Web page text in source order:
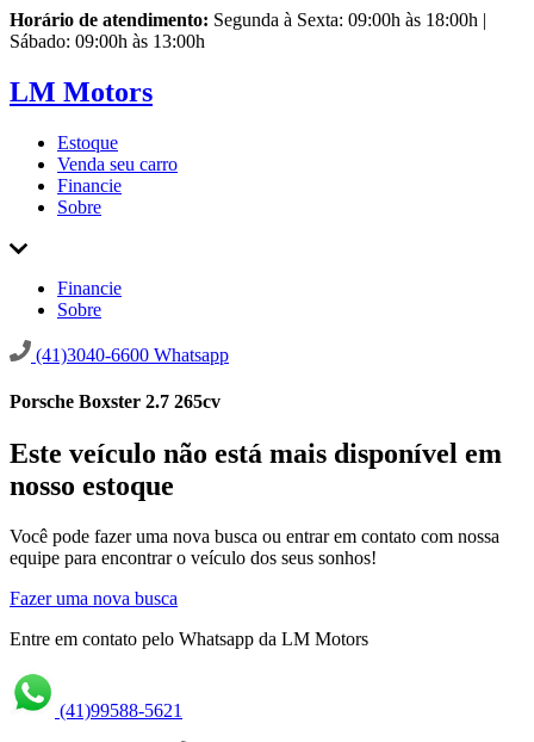
Horário de atendimento: Segunda à Sexta: 09:00h às 18:00h |
Sábado: 09:00h às 13:00h
LM Motors
Estoque
Venda seu carro
Financie
Sobre
Financie
Sobre
(41)3040-6600 Whatsapp
Porsche Boxster 2.7 265cv
Este veículo não está mais disponível em
nosso estoque
Você pode fazer uma nova busca ou entrar em contato com nossa
equipe para encontrar o veículo dos seus sonhos!
Fazer uma nova busca
Entre em contato pelo Whatsapp da LM Motors
(41)99588-5621